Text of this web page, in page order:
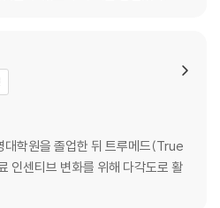
대학원을 졸업한 뒤 트루메드(True
인센티브 변화를 위해 다각도로 활